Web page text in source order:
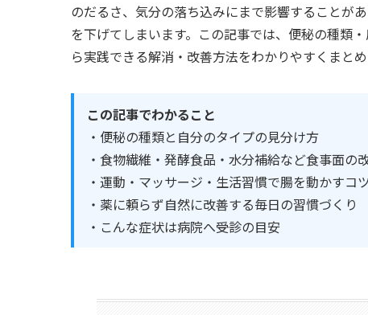
のだるさ、気分の落ち込みにまで影響することが
を下げてしまいます。この記事では、便秘の種類
ら実践できる解消・改善方法をわかりやすくまとめ
この記事でわかること
・便秘の種類と自分のタイプの見分け方
・食物繊維・発酵食品・水分補給など食事面の
・運動・マッサージ・生活習慣で腸を動かすコ
・薬に頼らず自然に改善する毎日の習慣づくり
・こんな症状は病院へ――受診の目安